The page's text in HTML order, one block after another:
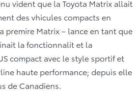
vident que la Toyota Matrix allait
des vhicules compacts en
premire Matrix – lance en tant que
la fonctionnalit et la
compact avec le style sportif et
haute performance; depuis elle
de Canadiens.